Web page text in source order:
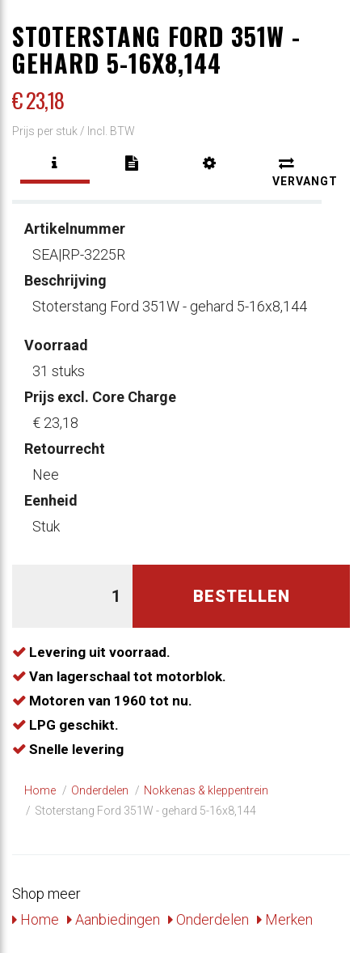
STOTERSTANG FORD 351W -
GEHARD 5-16X8,144
€ 23,18
Prijs per stuk / Incl. BTW
VERVANGT
Artikelnummer
SEA|RP-3225R
Beschrijving
Stoterstang Ford 351W - gehard 5-16x8,144
Voorraad
31 stuks
Prijs excl. Core Charge
€ 23,18
Retourrecht
Nee
Eenheid
Stuk
BESTELLEN
Levering uit voorraad.
Van lagerschaal tot motorblok.
Motoren van 1960 tot nu.
LPG geschikt.
Snelle levering
Home Onderdelen
Nokkenas & kleppentrein
Stoterstang Ford 351W - gehard 5-16x8,144
Shop meer
Home
Aanbiedingen Onderdelen Merken